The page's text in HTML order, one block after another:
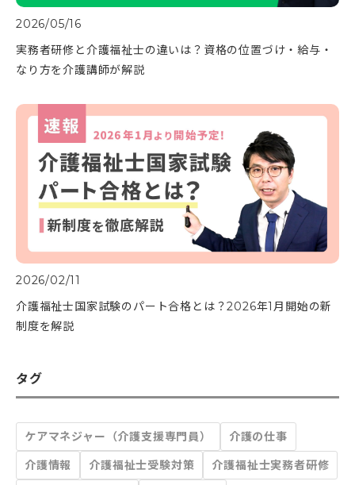
2026/05/16
実務者研修と介護福祉士の違いは？資格の位置づけ・給与・
なり方を介護講師が解説
2026/02/11
介護福祉士国家試験のパート合格とは？2026年1月開始の新
制度を解説
タグ
ケアマネジャー（介護支援専門員）
介護の仕事
介護情報
介護福祉士受験対策
介護福祉士実務者研修